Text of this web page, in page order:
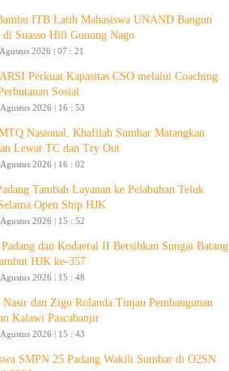
ITB Latih Mahasiswa UNAND Bangun
di Suasso Hill Gunung Nago
2026 | 07 : 21
Perkuat Kapasitas CSO melalui Coaching
Sosial
2026 | 16 : 53
Nasional, Khafilah Sumbar Matangkan
Lewat TC dan Try Out
2026 | 16 : 02
Tambah Layanan ke Pelabuhan Teluk
Open Ship HJK
2026 | 15 : 52
dan Kodaeral II Bersihkan Sungai Batang
HJK ke-357
2026 | 15 : 48
Nasir dan Zigo Rolanda Tinjau Pembangunan
Kalawi Pascabanjir
2026 | 15 : 43
SMPN 25 Padang Wakili Sumbar di O2SN